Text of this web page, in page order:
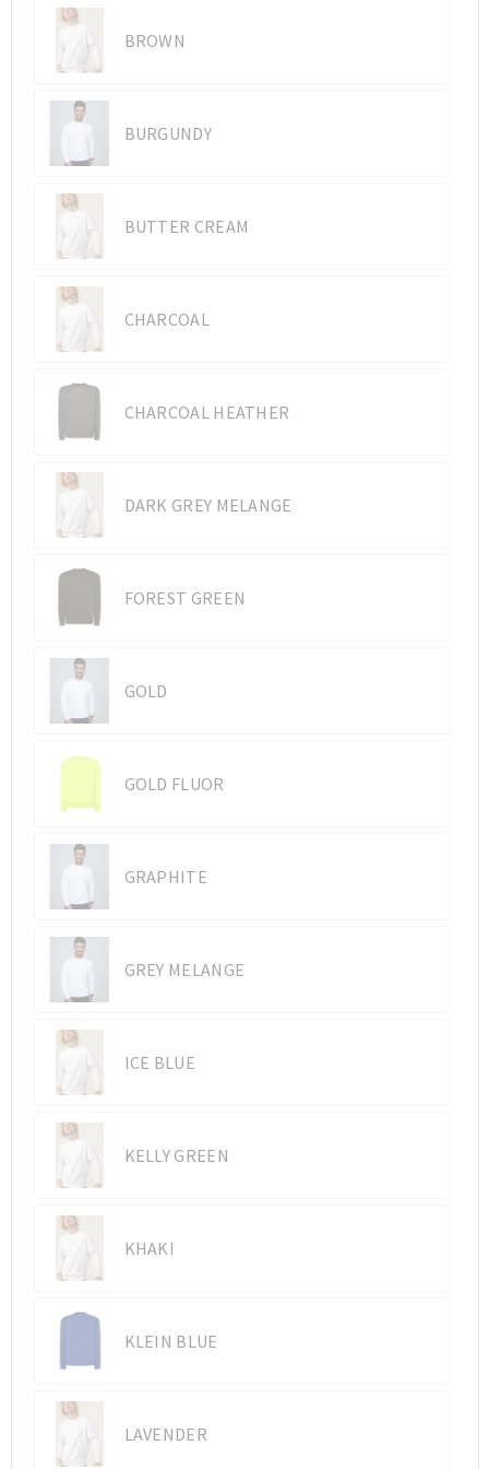
Sporttassen
Toilettassen
Documententassen
Heuptassen
Boodschappentassen
Sporttassen
Toilettassen
Documententassen
Heuptassen
Boodschappentassen
BROWN
BURGUNDY
BUTTER CREAM
CHARCOAL
CHARCOAL HEATHER
DARK GREY MELANGE
FOREST GREEN
GOLD
GOLD FLUOR
GRAPHITE
GREY MELANGE
ICE BLUE
KELLY GREEN
KHAKI
KLEIN BLUE
LAVENDER